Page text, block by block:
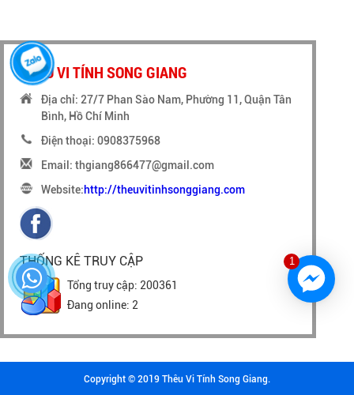
THÊU VI TÍNH SONG GIANG
Địa chỉ: 27/7 Phan Sào Nam, Phường 11, Quận Tân
Bình, Hồ Chí Minh
Điện thoại: 0908375968
Email: thgiang866477@gmail.com
Website:http://theuvitinhsonggiang.com
THỐNG KÊ TRUY CẬP
Tổng truy cập: 200361
Đang online: 2
Copyright © 2019 Thêu Vi Tính Song Giang.
1